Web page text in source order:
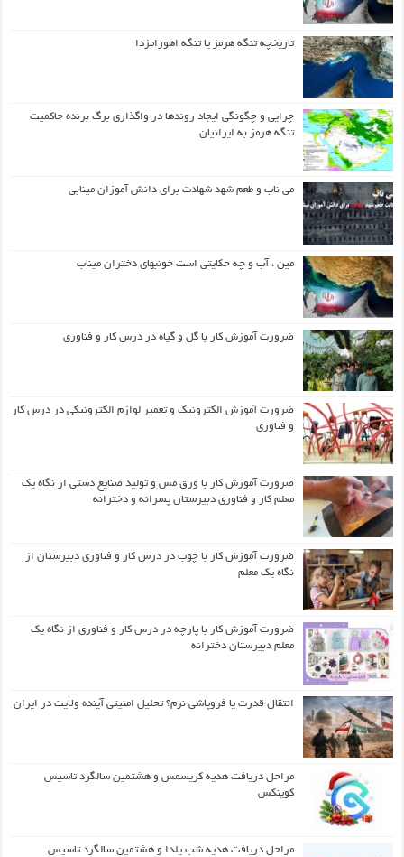
تاریخچه تنگه هرمز یا تنگه اهورامزدا
چرایی و چگونگی ایجاد روندها در واگذاری برگ برنده حاکمیت
تنگه هرمز به ایرانیان
می ناب و طعم شهد شهادت برای دانش آموزان مینابی
مین ، آب و چه حکایتی است خونبهای دختران میناب
ضرورت آموزش کار با گل و گیاه در درس کار و فناوری
ضرورت آموزش الکترونیک و تعمیر لوازم الکترونیکی در درس کار
و فناوری
ضرورت آموزش کار با ورق مس و تولید صنایع دستی از نگاه یک
معلم کار و فناوری دبیرستان پسرانه و دخترانه
ضرورت آموزش کار با چوب در درس کار و فناوری دبیرستان از
نگاه یک معلم
ضرورت آموزش کار با پارچه در درس کار و فناوری از نگاه یک
معلم دبیرستان دخترانه
انتقال قدرت یا فروپاشی نرم؟ تحلیل امنیتی آینده ولایت در ایران
مراحل دریافت هدیه کریسمس و هشتمین سالگرد تاسیس
کوینکس
مراحل دریافت هدیه شب یلدا و هشتمین سالگرد تاسیس